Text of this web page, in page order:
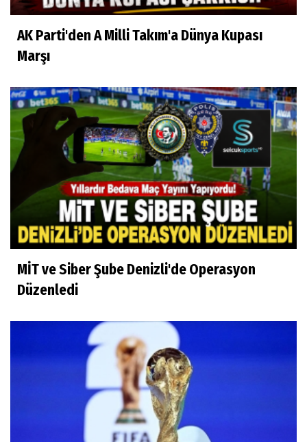
AK Parti'den A Milli Takım'a Dünya Kupası
Marşı
MİT ve Siber Şube Denizli'de Operasyon
Düzenledi